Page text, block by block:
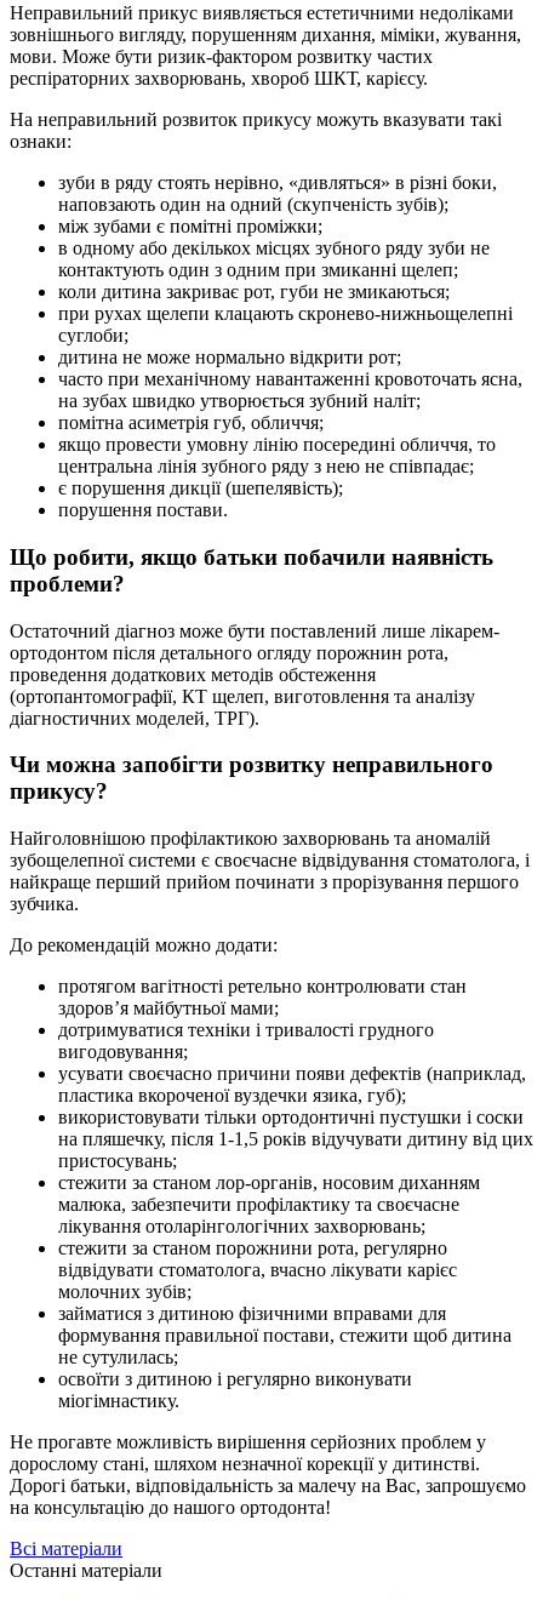
Неправильний прикус виявляється естетичними недоліками
зовнішнього вигляду, порушенням дихання, міміки, жування,
мови. Може бути ризик-фактором розвитку частих
респіраторних захворювань, хвороб ШКТ, карієсу.
На неправильний розвиток прикусу можуть вказувати такі
ознаки:
зуби в ряду стоять нерівно, «дивляться» в різні боки,
наповзають один на одний (скупченість зубів);
між зубами є помітні проміжки;
в одному або декількох місцях зубного ряду зуби не
контактують один з одним при змиканні щелеп;
коли дитина закриває рот, губи не змикаються;
при рухах щелепи клацають скронево-нижньощелепні
суглоби;
дитина не може нормально відкрити рот;
часто при механічному навантаженні кровоточать ясна,
на зубах швидко утворюється зубний наліт;
помітна асиметрія губ, обличчя;
якщо провести умовну лінію посередині обличчя, то
центральна лінія зубного ряду з нею не співпадає;
є порушення дикції (шепелявість);
порушення постави.
Що робити, якщо батьки побачили наявність
проблеми?
Остаточний діагноз може бути поставлений лише лікарем-
ортодонтом після детального огляду порожнин рота,
проведення додаткових методів обстеження
(ортопантомографії, КТ щелеп, виготовлення та аналізу
діагностичних моделей, ТРГ).
Чи можна запобігти розвитку неправильного
прикусу?
Найголовнішою профілактикою захворювань та аномалій
зубощелепної системи є своєчасне відвідування стоматолога, і
найкраще перший прийом починати з прорізування першого
зубчика.
До рекомендацій можно додати:
протягом вагітності ретельно контролювати стан
здоров’я майбутньої мами;
дотримуватися техніки і тривалості грудного
вигодовування;
усувати своєчасно причини появи дефектів (наприклад,
пластика вкороченої вуздечки язика, губ);
використовувати тільки ортодонтичні пустушки і соски
на пляшечку, після 1-1,5 років відучувати дитину від цих
пристосувань;
стежити за станом лор-органів, носовим диханням
малюка, забезпечити профілактику та своєчасне
лікування отоларінгологічних захворювань;
стежити за станом порожнини рота, регулярно
відвідувати стоматолога, вчасно лікувати карієс
молочних зубів;
займатися з дитиною фізичними вправами для
формування правильної постави, стежити щоб дитина
не сутулилась;
освоїти з дитиною і регулярно виконувати
міогімнастику.
Не прогавте можливість вирішення серйозних проблем у
дорослому стані, шляхом незначної корекції у дитинстві.
Дорогі батьки, відповідальність за малечу на Вас, запрошуємо
на консультацію до нашого ортодонта!
Всі матеріали
Останні матеріали